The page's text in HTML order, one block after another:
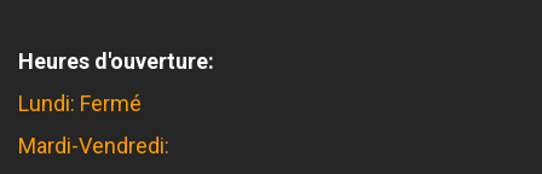
Heures d'ouverture:
Lundi: Fermé
Mardi-Vendredi: